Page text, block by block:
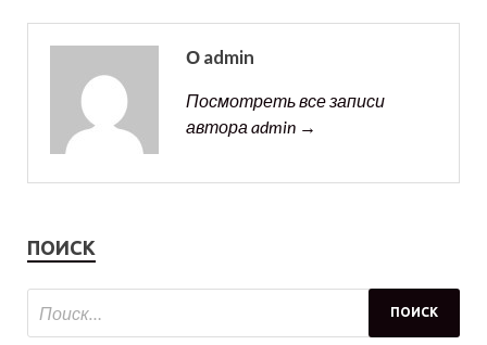
О admin
Посмотреть все записи
автора admin →
ПОИСК